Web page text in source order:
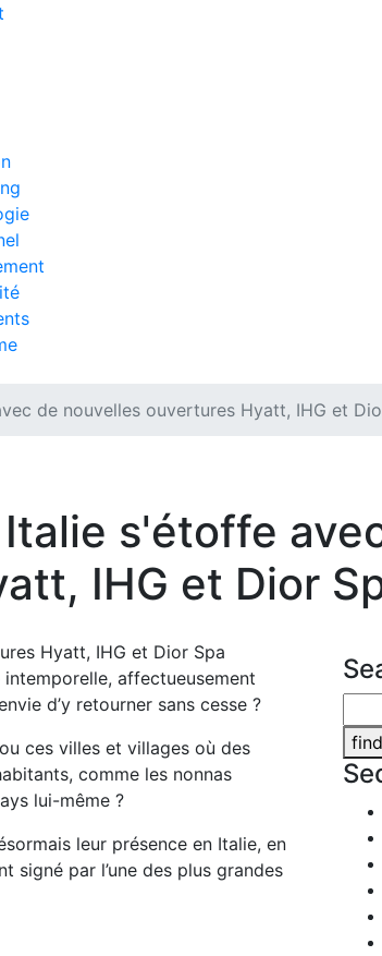
de nouvelles ouvertures Hyatt, IHG et
s'étoffe
IHG et Dior
intemporelle, affectueusement
d’y retourner sans cesse ?
ces villes et villages où des
comme les nonnas
lui-même ?
leur présence en Italie, en
signé par l’une des plus grandes
find